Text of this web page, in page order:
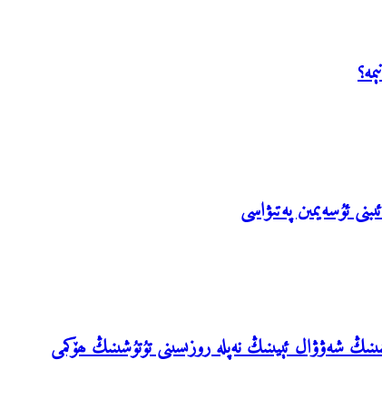
ئۇسەيمىن پەتىۋاسى
شەۋۋال ئېيىنىڭ نەپلە روزىسىنى تۇتۇشىنىڭ ھۆكمى